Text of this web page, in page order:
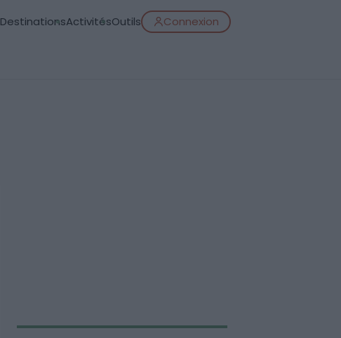
DestinationsActivitésOutils Connexion